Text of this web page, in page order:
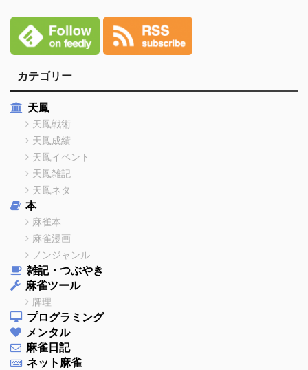
カテゴリー
天鳳
天鳳戦術
天鳳成績
天鳳イベント
天鳳雑記
天鳳ネタ
本
麻雀本
麻雀漫画
ノンジャンル
雑記・つぶやき
麻雀ツール
牌理
プログラミング
メンタル
麻雀日記
ネット麻雀